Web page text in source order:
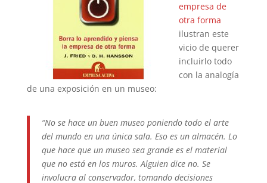
empresa de
otra forma
ilustran este
vicio de querer
incluirlo todo
con la analogía
de una exposición en un museo:
“No se hace un buen museo poniendo todo el arte
del mundo en una única sala. Eso es un almacén. Lo
que hace que un museo sea grande es el material
que no está en los muros. Alguien dice no. Se
involucra al conservador, tomando decisiones